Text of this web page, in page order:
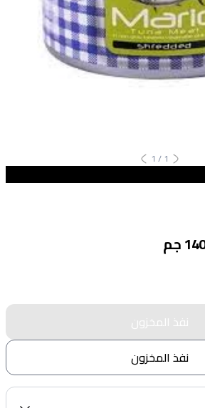
1
/
1
نفذ المخزون
نفذ المخزون